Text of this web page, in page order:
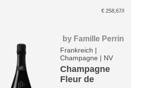
€ 258,67/l
by Famille Perrin
Frankreich |
Champagne | NV
Champagne
Fleur de